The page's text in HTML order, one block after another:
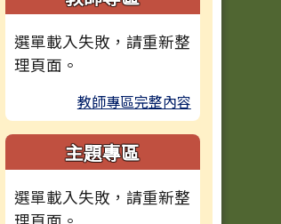
選單載入失敗，請重新整
理頁面。
教師專區完整內容
主題專區
選單載入失敗，請重新整